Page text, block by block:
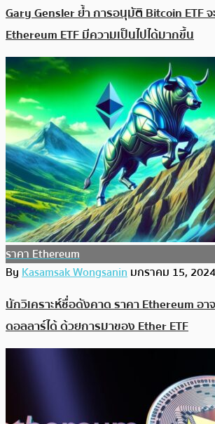
Gary Gensler ย้ำ การอนุมัติ Bitcoin ETF
Ethereum ETF มีความเป็นไปได้มากขึ้น
ราคา Ethereum
ByKasamsak Wongsaninมกราคม 15, 2024
นักวิเคราะห์ชื่อดังคาด ราคา Ethereum อ
ดอลลาร์ได้ ด้วยการมาของ Ether ETF